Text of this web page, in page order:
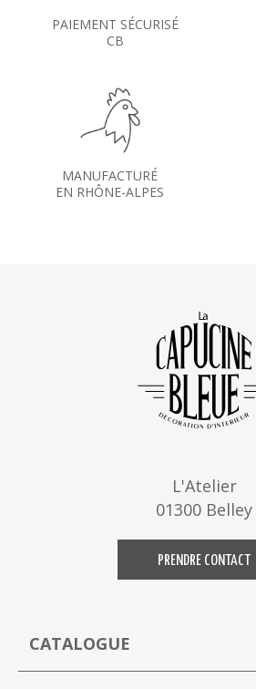
PAIEMENT SÉCURISÉ
CB
MANUFACTURÉ
EN RHÔNE-ALPES
CATALOGUE
L'Atelier
01300 Belley
PRENDRE CONTACT